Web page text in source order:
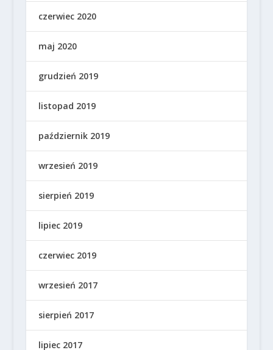
czerwiec 2020
maj 2020
grudzień 2019
listopad 2019
październik 2019
wrzesień 2019
sierpień 2019
lipiec 2019
czerwiec 2019
wrzesień 2017
sierpień 2017
lipiec 2017